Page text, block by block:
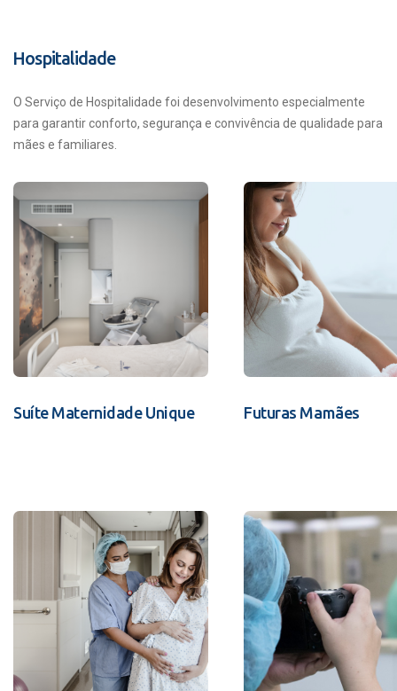
Hospitalidade
O Serviço de Hospitalidade foi desenvolvimento especialmente
para garantir conforto, segurança e convivência de qualidade para
mães e familiares.
Suíte Maternidade Unique Futuras Mamães